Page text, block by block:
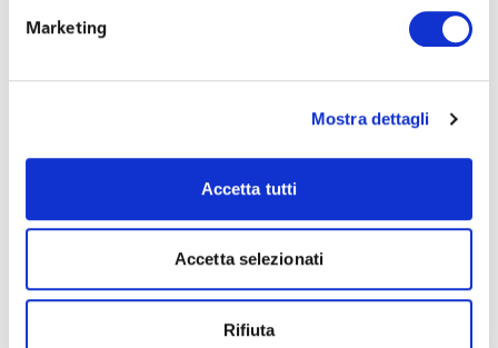
Marketing
Mostra dettagli
Accetta tutti
Accetta selezionati
Rifiuta
non si può ritenere che l’uso
privato costituisca una forma di retribuzione in
In altre parole, l’autovettura in uso al dipendente non
può essere considerata come un elemento avente natura
retributiva (come tale soggetto al principio di irriducibilità
ed il lavoratore si veda corrispondere nuovamente in
busta paga la somma in precedenza trattenuta, senza